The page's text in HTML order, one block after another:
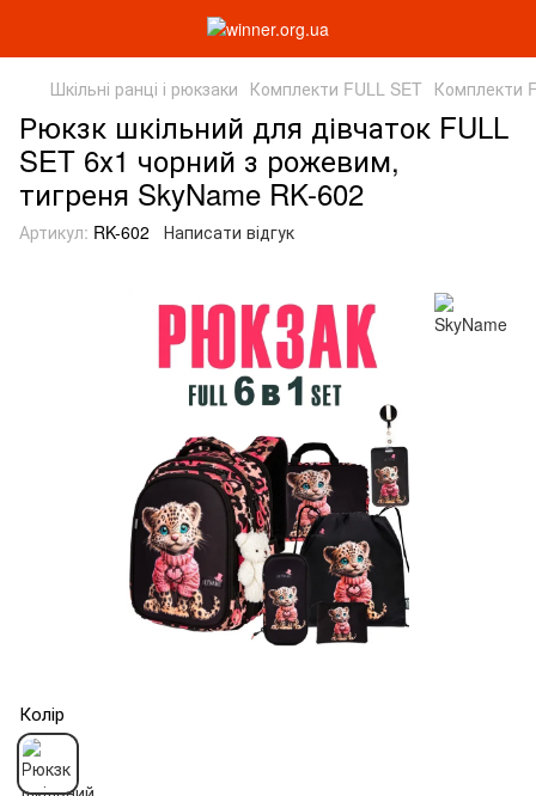
Шкільні ранці і рюкзаки Комплекти FULL SET Комплекти
Рюкзк шкільний для дівчаток FULL
SET 6х1 чорний з рожевим,
тигреня SkyName RK-602
Артикул: RK-602 Написати відгук
Колір